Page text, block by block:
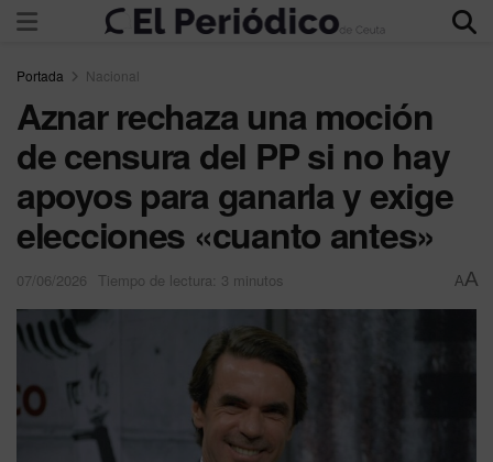
Portada Nacional
Aznar rechaza una moción
de censura del PP si no hay
apoyos para ganarla y exige
elecciones «cuanto antes»
07/06/2026 Tiempo de lectura: 3 minutos AA